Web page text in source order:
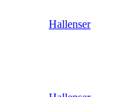
Hallenser